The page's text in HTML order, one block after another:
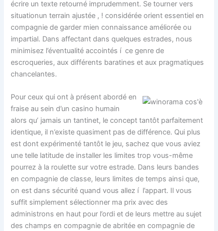
écrire un texte retourné imprudemment. Se tourner vers
situationun terrain ajustée , ! considérée orient essentiel en
compagnie de garder mien connaissance améliorée ou
impartial. Dans affectant dans quelques estrades, nous
minimisez l’éventualité accointés í ce genre de
escroqueries, aux différents baratines et aux pragmatiques
chancelantes.
Pour ceux qui ont à présent abordé en
fraise au sein d’un casino humain
alors qu’ jamais un tantinet, le concept tantôt parfaitement
identique, il n’existe quasiment pas de différence. Qui plus
est dont expérimenté tantôt le jeu, sachez que vous aviez
une telle latitude de installer les limites trop vous-même
pourrez à la roulette sur votre estrade. Dans leurs bandes
en compagnie de classe, leurs limites de temps ainsi que,
on est dans sécurité quand vous allez í l’appart. Il vous
suffit simplement sélectionner ma prix avec des
administrons en haut pour l’ordi et de leurs mettre au sujet
des champs en compagnie de abritée en compagnie de